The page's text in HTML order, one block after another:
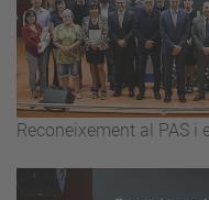
Reconeixement al PAS